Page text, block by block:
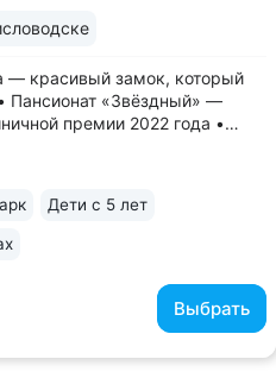
— красивый замок, который
Пансионат «Звёздный» —
премии 2022 года •
включён завтрак
Выбрать
Дети с 5 лет